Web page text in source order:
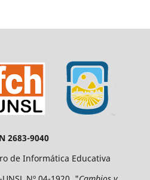
2683-9040
de Informática Educativa